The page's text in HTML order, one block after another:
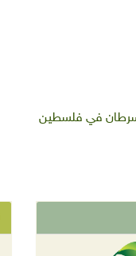
في فلسطين